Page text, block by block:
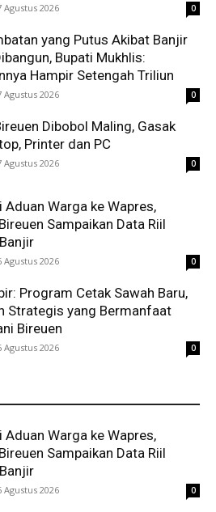
Agustus 2026 0
yang Putus Akibat Banjir
Bupati Mukhlis:
Hampir Setengah Triliun
Agustus 2026 0
Dibobol Maling, Gasak
Printer dan PC
Agustus 2026 0
Aduan Warga ke Wapres,
Sampaikan Data Riil
Agustus 2026 0
Program Cetak Sawah Baru,
Strategis yang Bermanfaat
Bireuen
Agustus 2026 0
Aduan Warga ke Wapres,
Sampaikan Data Riil
Agustus 2026 0